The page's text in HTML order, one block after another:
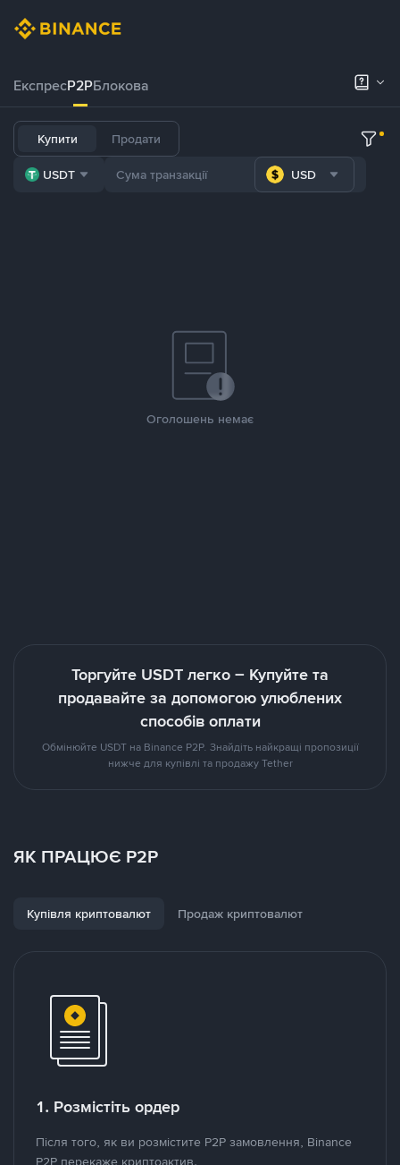
ЕкспресP2PБлокова
Купити Продати
USDT USD
Оголошень немає
Торгуйте USDT легко – Купуйте та
продавайте за допомогою улюблених
способів оплати
Обмінюйте USDT на Binance P2P. Знайдіть найкращі пропозиції
нижче для купівлі та продажу Tether
ЯК ПРАЦЮЄ P2P
Купівля криптовалют Продаж криптовалют
1. Розмістіть ордер
Після того, як ви розмістите P2P замовлення, Binance
P2P перекаже криптоактив.